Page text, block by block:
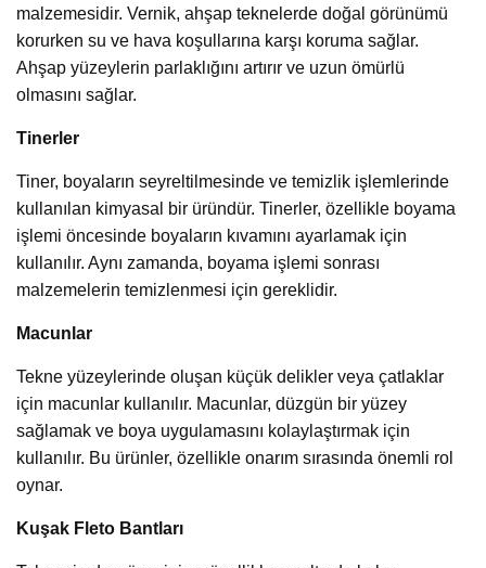
malzemesidir. Vernik, ahşap teknelerde doğal görünümü
korurken su ve hava koşullarına karşı koruma sağlar.
Ahşap yüzeylerin parlaklığını artırır ve uzun ömürlü
olmasını sağlar.
Tinerler
Tiner, boyaların seyreltilmesinde ve temizlik işlemlerinde
kullanılan kimyasal bir üründür. Tinerler, özellikle boyama
işlemi öncesinde boyaların kıvamını ayarlamak için
kullanılır. Aynı zamanda, boyama işlemi sonrası
malzemelerin temizlenmesi için gereklidir.
Macunlar
Tekne yüzeylerinde oluşan küçük delikler veya çatlaklar
için macunlar kullanılır. Macunlar, düzgün bir yüzey
sağlamak ve boya uygulamasını kolaylaştırmak için
kullanılır. Bu ürünler, özellikle onarım sırasında önemli rol
oynar.
Kuşak Fleto Bantları